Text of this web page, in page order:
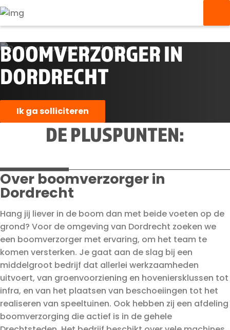
BOOMVERZORGER IN
DORDRECHT
Ik ga solliciteren
DE PLUSPUNTEN:
Over boomverzorger in
Dordrecht
Hang jij liever in de boom dan met beide voeten op de
grond? Voor de omgeving van Dordrecht zoeken we
een boomverzorger met ervaring, om het team te
komen versterken. Je gaat aan de slag bij een
middelgroot bedrijf dat allerlei werkzaamheden
uitvoert, van groenvoorziening en hoveniersklussen tot
infra, en van het plaatsen van beschoeiingen tot het
realiseren van speeltuinen. Ook hebben zij een afdeling
boomverzorging die actief is in de gehele